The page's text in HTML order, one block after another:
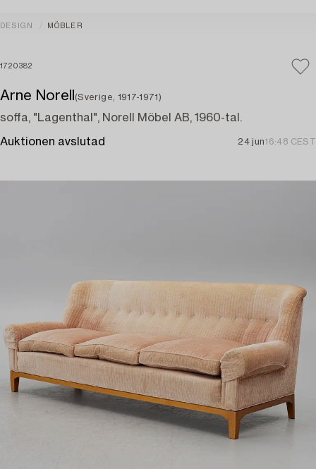
DESIGN MÖBLER
1720382
Arne Norell (Sverige, 1917-1971)
soffa, "Lagenthal", Norell Möbel AB, 1960-tal.
Auktionen avslutad 24 jun16:48 CEST